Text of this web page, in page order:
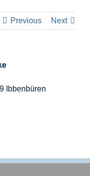
Previous Next
Ibbenbüren